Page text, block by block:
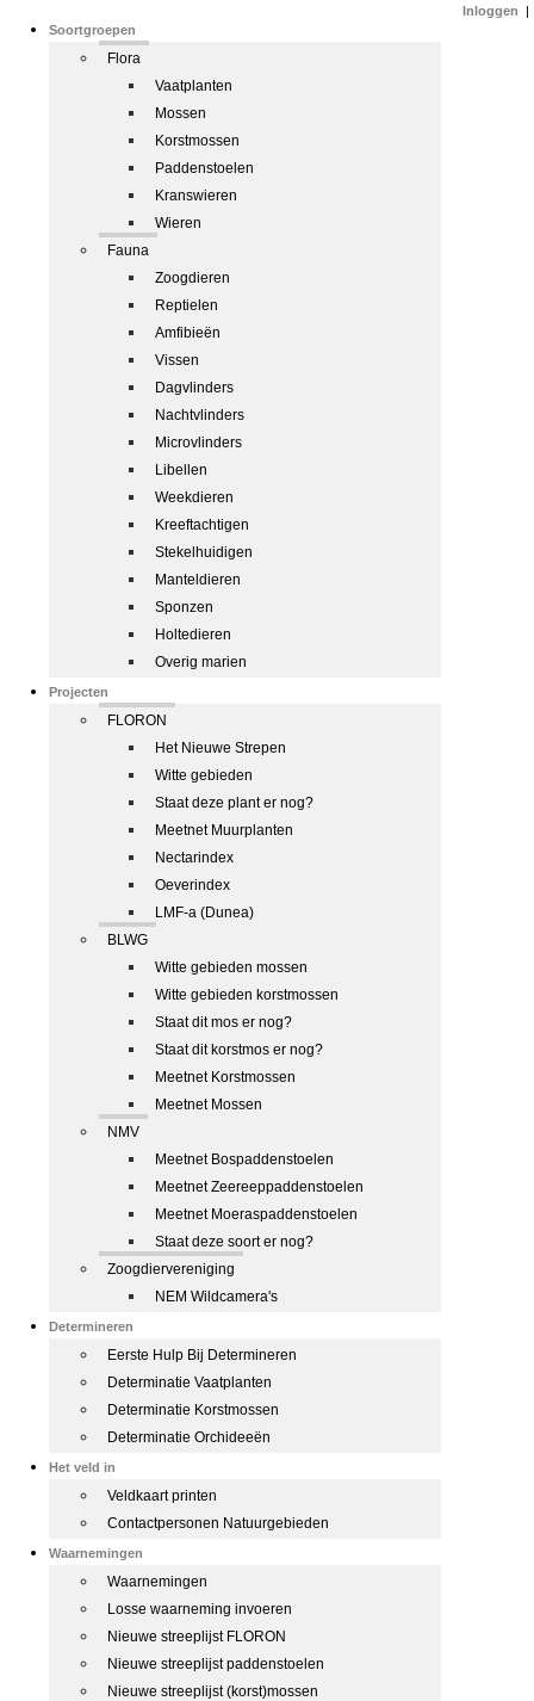
Soortgroepen
Flora
Vaatplanten
Mossen
Korstmossen
Paddenstoelen
Kranswieren
Wieren
Fauna
Zoogdieren
Reptielen
Amfibieën
Vissen
Dagvlinders
Nachtvlinders
Microvlinders
Libellen
Weekdieren
Kreeftachtigen
Stekelhuidigen
Manteldieren
Sponzen
Holtedieren
Overig marien
Projecten
FLORON
Het Nieuwe Strepen
Witte gebieden
Staat deze plant er nog?
Meetnet Muurplanten
Nectarindex
Oeverindex
LMF-a (Dunea)
BLWG
Witte gebieden mossen
Witte gebieden korstmossen
Staat dit mos er nog?
Staat dit korstmos er nog?
Meetnet Korstmossen
Meetnet Mossen
NMV
Meetnet Bospaddenstoelen
Meetnet Zeereeppaddenstoelen
Meetnet Moeraspaddenstoelen
Staat deze soort er nog?
Zoogdiervereniging
NEM Wildcamera's
Determineren
Eerste Hulp Bij Determineren
Determinatie Vaatplanten
Determinatie Korstmossen
Determinatie Orchideeën
Het veld in
Veldkaart printen
Contactpersonen Natuurgebieden
Waarnemingen
Waarnemingen
Losse waarneming invoeren
Nieuwe streeplijst FLORON
Nieuwe streeplijst paddenstoelen
Nieuwe streeplijst (korst)mossen
Inloggen |